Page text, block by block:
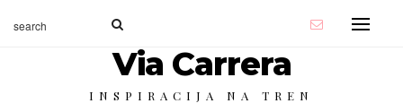
Via Carrera
INSPIRACIJA NA TREN